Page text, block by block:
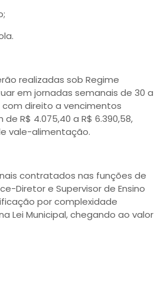
realizadas sob Regime
em jornadas semanais de 30 a
com direito a vencimentos
R$ 4.075,40 a R$ 6.390,58,
vale-alimentação.
contratados nas funções de
Diretor e Supervisor de Ensino
por complexidade
Lei Municipal, chegando ao valor